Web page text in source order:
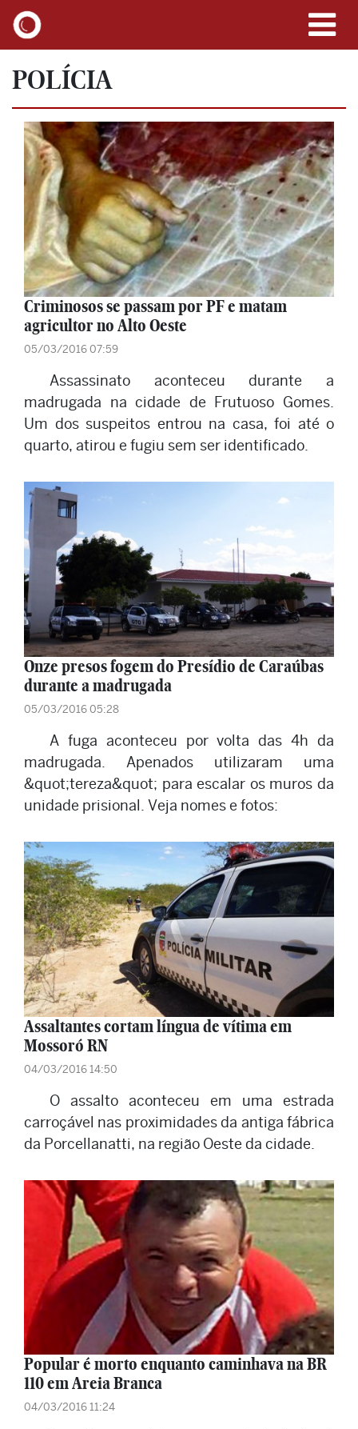
POLÍCIA
Criminosos se passam por PF e matam
agricultor no Alto Oeste
05/03/2016 07:59
Assassinato aconteceu durante a
madrugada na cidade de Frutuoso Gomes.
Um dos suspeitos entrou na casa, foi até o
quarto, atirou e fugiu sem ser identificado.
Onze presos fogem do Presídio de Caraúbas
durante a madrugada
05/03/2016 05:28
A fuga aconteceu por volta das 4h da
madrugada. Apenados utilizaram uma
&quot;tereza&quot; para escalar os muros da
unidade prisional. Veja nomes e fotos:
Assaltantes cortam língua de vítima em
Mossoró RN
04/03/2016 14:50
O assalto aconteceu em uma estrada
carroçável nas proximidades da antiga fábrica
da Porcellanatti, na região Oeste da cidade.
Popular é morto enquanto caminhava na BR
110 em Areia Branca
04/03/2016 11:24